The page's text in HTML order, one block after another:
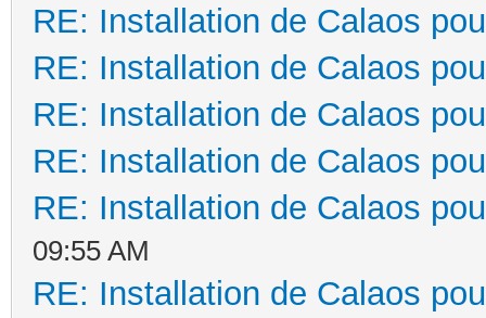
RE: Installation de Calaos
RE: Installation de Calaos
RE: Installation de Calaos
RE: Installation de Calaos
RE: Installation de Calaos
09:55 AM
RE: Installation de Calaos